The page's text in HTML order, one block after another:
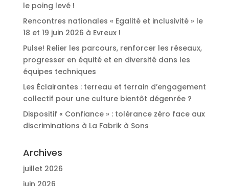
le poing levé !
Rencontres nationales « Egalité et inclusivité » le
18 et 19 juin 2026 à Evreux !
Pulse! Relier les parcours, renforcer les réseaux,
progresser en équité et en diversité dans les
équipes techniques
Les Éclairantes : terreau et terrain d’engagement
collectif pour une culture bientôt dégenrée ?
Dispositif « Confiance » : tolérance zéro face aux
discriminations à La Fabrik à Sons
Archives
juillet 2026